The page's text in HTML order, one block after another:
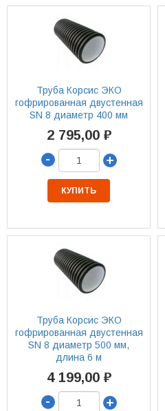
Труба Корсис ЭКО
гофрированная двустенная
SN 8 диаметр 400 мм
2 795,00 ₽
-
+
КУПИТЬ
Труба Корсис ЭКО
гофрированная двустенная
SN 8 диаметр 500 мм,
длина 6 м
4 199,00 ₽
-
+